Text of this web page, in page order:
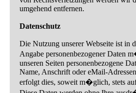
umgehend entfernen.
Datenschutz
Die Nutzung unserer Webseite ist in
Angabe personenbezogener Daten
unseren Seiten personenbezogene
Name, Anschrift oder eMail-
erfolgt dies, soweit m�glich, stets